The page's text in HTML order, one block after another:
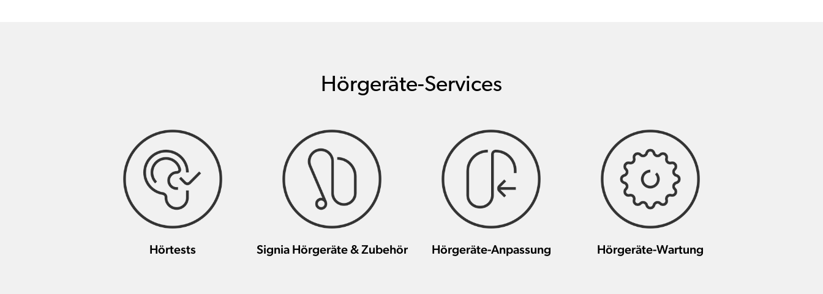
Hörgeräte-Services
Hörtests Signia Hörgeräte & Zubehör Hörgeräte-Anpassung Hörgeräte-Wartung